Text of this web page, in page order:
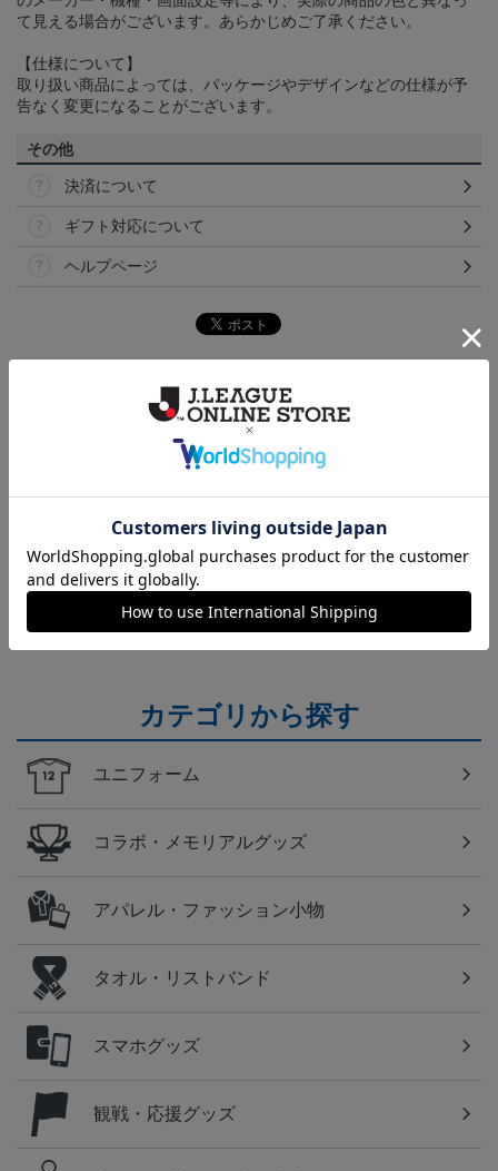
て見える場合がございます。あらかじめご了承ください。
【仕様について】
取り扱い商品によっては、パッケージやデザインなどの仕様が予
告なく変更になることがございます。
その他
決済について
ギフト対応について
ヘルプページ
Ｊリーグ
多種多様なアパレルアイテムはこちら！！
Ｊリーグ
各クラブのユニフォームを今すぐチェック！
カテゴリから探す
ユニフォーム
コラボ・メモリアルグッズ
アパレル・ファッション小物
タオル・リストバンド
スマホグッズ
観戦・応援グッズ